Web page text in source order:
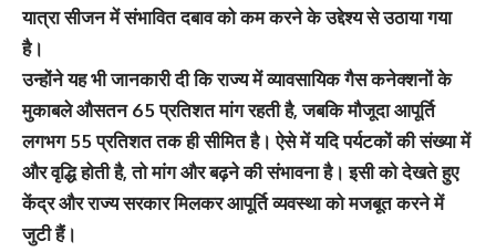
यात्रा सीजन में संभावित दबाव को कम करने के उद्देश्य से उठाया गया
है।
उन्होंने यह भी जानकारी दी कि राज्य में व्यावसायिक गैस कनेक्शनों के
मुकाबले औसतन 65 प्रतिशत मांग रहती है, जबकि मौजूदा आपूर्ति
लगभग 55 प्रतिशत तक ही सीमित है। ऐसे में यदि पर्यटकों की संख्या में
और वृद्धि होती है, तो मांग और बढ़ने की संभावना है। इसी को देखते हुए
केंद्र और राज्य सरकार मिलकर आपूर्ति व्यवस्था को मजबूत करने में
जुटी हैं।